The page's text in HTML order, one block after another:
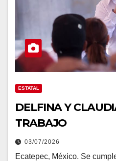
ESTATAL
DELFINA Y
TRABAJO
03/07/2026
Ecatepec, México. Se